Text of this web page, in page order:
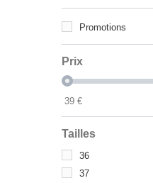
Promotions
Prix
39 €
Tailles
36
37